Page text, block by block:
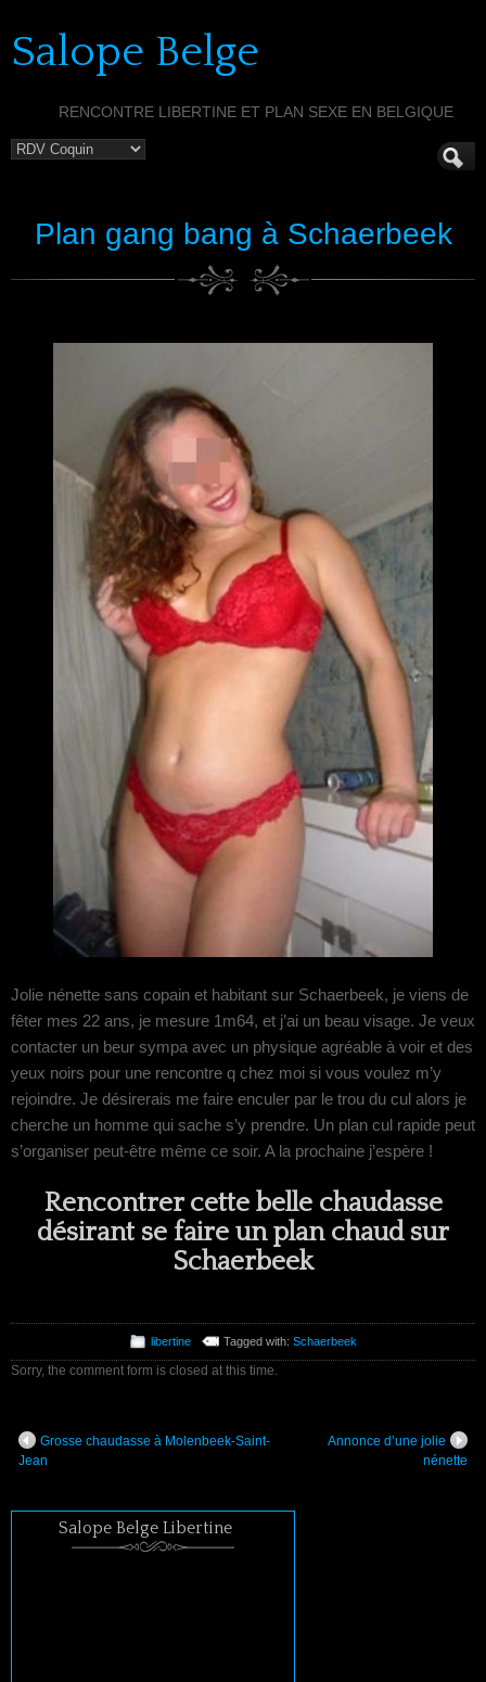
Salope Belge
RENCONTRE LIBERTINE ET PLAN SEXE EN BELGIQUE
Plan gang bang à Schaerbeek
Jolie nénette sans copain et habitant sur Schaerbeek, je viens de
fêter mes 22 ans, je mesure 1m64, et j’ai un beau visage. Je veux
contacter un beur sympa avec un physique agréable à voir et des
yeux noirs pour une rencontre q chez moi si vous voulez m’y
rejoindre. Je désirerais me faire enculer par le trou du cul alors je
cherche un homme qui sache s’y prendre. Un plan cul rapide peut
s’organiser peut-être même ce soir. A la prochaine j’espère !
Rencontrer cette belle chaudasse
désirant se faire un plan chaud sur
Schaerbeek
libertine Tagged with:Schaerbeek
Sorry, the comment form is closed at this time.
Grosse chaudasse à Molenbeek-Saint-
Jean
Annonce d’une jolie
nénette
Salope Belge Libertine